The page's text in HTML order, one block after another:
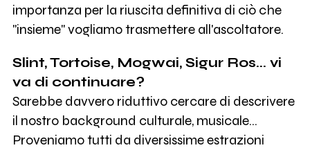
importanza per la riuscita definitiva di ciò che
"insieme" vogliamo trasmettere all'ascoltatore.
Slint, Tortoise, Mogwai, Sigur Ros... vi
va di continuare?
Sarebbe davvero riduttivo cercare di descrivere
il nostro background culturale, musicale...
Proveniamo tutti da diversissime estrazioni